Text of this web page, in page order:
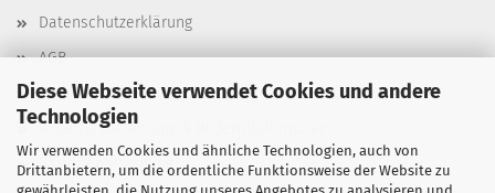
Diese Webseite verwendet Cookies und andere
Technologien
Wir verwenden Cookies und ähnliche Technologien, auch von
Drittanbietern, um die ordentliche Funktionsweise der Website zu
gewährleisten, die Nutzung unseres Angebotes zu analysieren und
Datenschutzerklärung
AGB
Versand- & Zahlungsbedingungen, Versandkosten
Widerrufsbelehrung & Widerrufsformular
Batterieentsorgung